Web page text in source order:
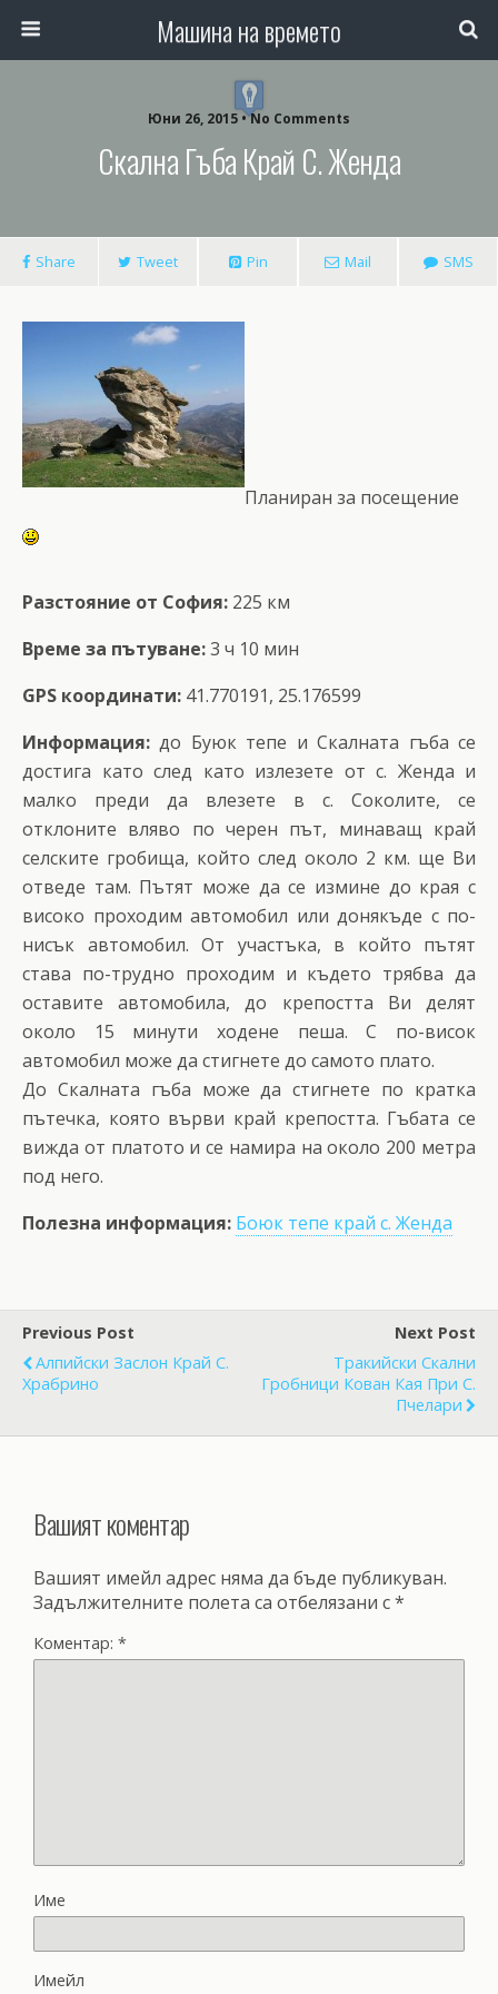
Машина на времето
Юни 26, 2015 • No Comments
Скална Гъба Край С. Женда
Share Tweet Pin Mail SMS
Планиран за посещение
Разстояние от София: 225 км
Време за пътуване:3 ч 10 мин
GPS координати: 41.770191, 25.176599
Информация:до Буюк тепе и Скалната гъба се
достига като след като излезете от с. Женда и
малко преди да влезете в с. Соколите, се
отклоните вляво по черен път, минаващ край
селските гробища, който след около 2 км. ще Ви
отведе там. Пътят може да се измине до края с
високо проходим автомобил или донякъде с по-
нисък автомобил. От участъка, в който пътят
става по-трудно проходим и където трябва да
оставите автомобила, до крепостта Ви делят
около 15 минути ходене пеша. С по-висок
автомобил може да стигнете до самото плато.
До Скалната гъба може да стигнете по кратка
пътечка, която върви край крепостта. Гъбата се
вижда от платото и се намира на около 200 метра
под него.
Полезна информация: Боюк тепе край с. Женда
Previous Post
Алпийски Заслон Край С.
Храбрино
Next Post
Тракийски Скални
Гробници Кован Кая При С.
Пчелари
Вашият коментар
Вашият имейл адрес няма да бъде публикуван.
Задължителните полета са отбелязани с*
Коментар: *
Име
Имейл